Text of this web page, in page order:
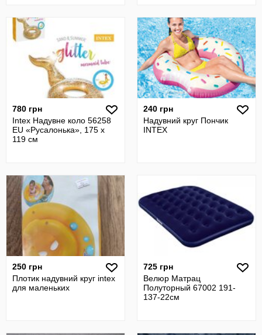
780 грн
Intex Надувне коло 56258
EU «Русалонька», 175 х
119 см
240 грн
Надувний круг Пончик
INTEX
250 грн
Плотик надувний круг intex
для маленьких
725 грн
Велюр Матрац
Полуторный 67002 191-
137-22см